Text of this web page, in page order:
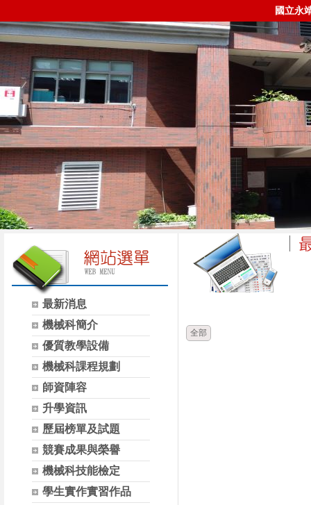
國立永
最新消息
機械科簡介
優質教學設備
機械科課程規劃
師資陣容
升學資訊
歷屆榜單及試題
競賽成果與榮譽
機械科技能檢定
學生實作實習作品
全部